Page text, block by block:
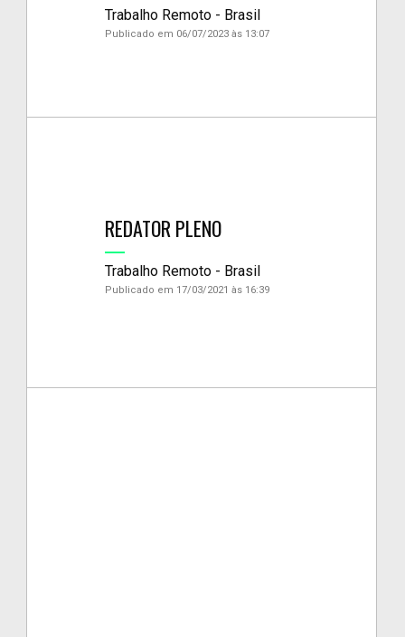
Trabalho Remoto - Brasil
Publicado em 06/07/2023 às 13:07
REDATOR PLENO
Trabalho Remoto - Brasil
Publicado em 17/03/2021 às 16:39